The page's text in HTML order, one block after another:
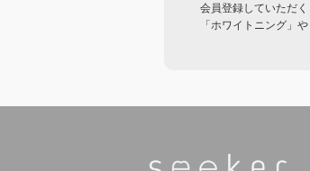
会員登録していただく
「ホワイトニング」